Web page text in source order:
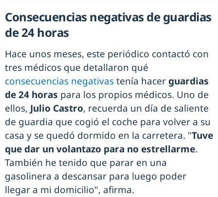
Consecuencias negativas de guardias
de 24 horas
Hace unos meses, este periódico contactó con
tres médicos que detallaron qué
consecuencias negativastenía hacer guardias
de 24 horas para los propios médicos. Uno de
ellos, Julio Castro, recuerda un día de saliente
de guardia que cogió el coche para volver a su
casa y se quedó dormido en la carretera. "Tuve
que dar un volantazo para no estrellarme.
También he tenido que parar en una
gasolinera a descansar para luego poder
llegar a mi domicilio", afirma.